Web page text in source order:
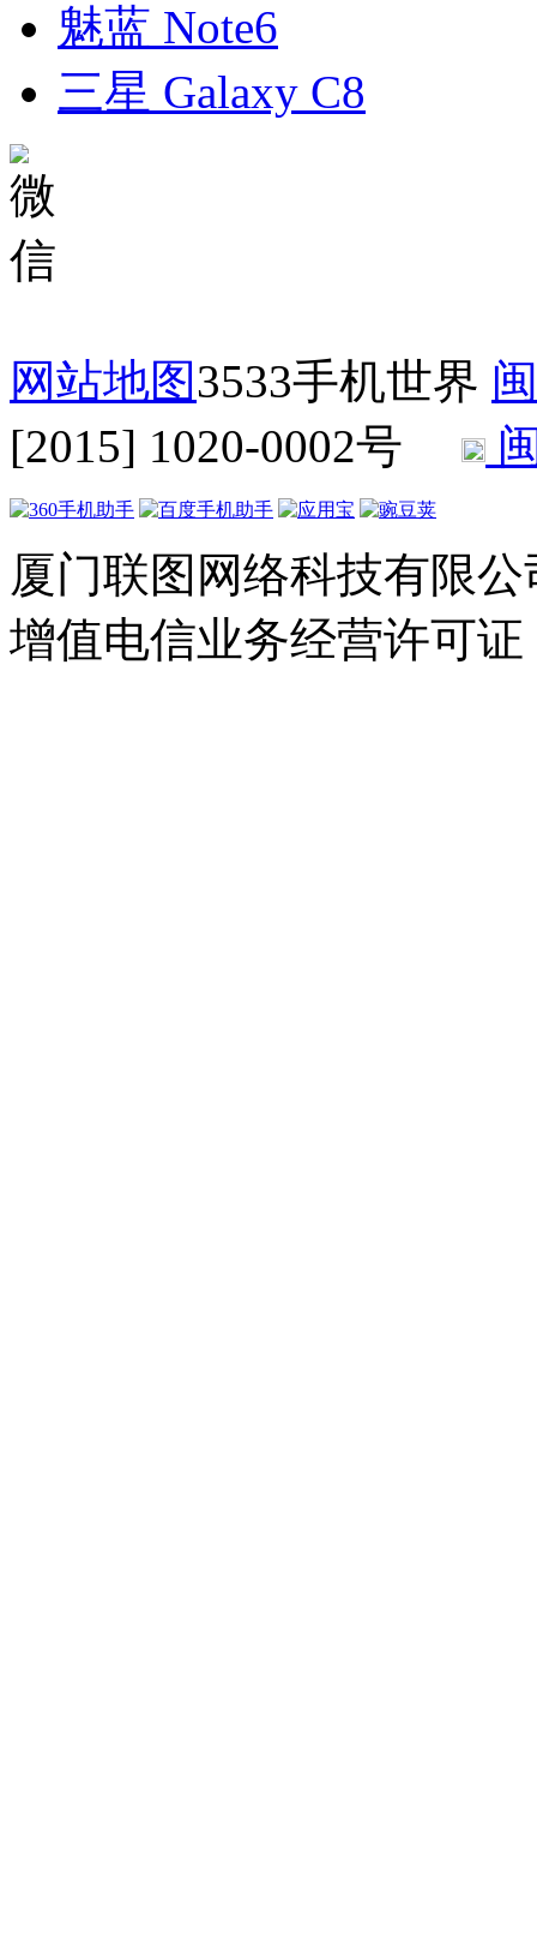
魅蓝 Note6
三星 Galaxy C8
网站地图3533手机世界
[2015] 1020-0002号
厦门联图网络科技有限公
增值电信业务经营许可证